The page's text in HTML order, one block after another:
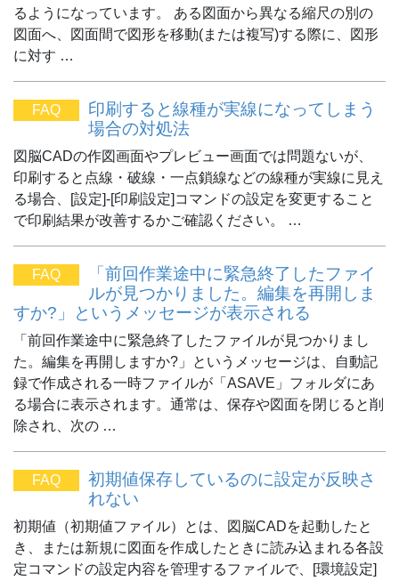
るようになっています。 ある図面から異なる縮尺の別の
図面へ、図面間で図形を移動(または複写)する際に、図形
に対す …
FAQ
印刷すると線種が実線になってしまう
場合の対処法
図脳CADの作図画面やプレビュー画面では問題ないが、
印刷すると点線・破線・一点鎖線などの線種が実線に見え
る場合、[設定]-[印刷設定]コマンドの設定を変更すること
で印刷結果が改善するかご確認ください。 …
FAQ
「前回作業途中に緊急終了したファイ
ルが見つかりました。編集を再開しま
すか?」というメッセージが表示される
「前回作業途中に緊急終了したファイルが見つかりまし
た。編集を再開しますか?」というメッセージは、自動記
録で作成される一時ファイルが「ASAVE」フォルダにあ
る場合に表示されます。通常は、保存や図面を閉じると削
除され、次の …
FAQ
初期値保存しているのに設定が反映さ
れない
初期値（初期値ファイル）とは、図脳CADを起動したと
き、または新規に図面を作成したときに読み込まれる各設
定コマンドの設定内容を管理するファイルで、[環境設定]